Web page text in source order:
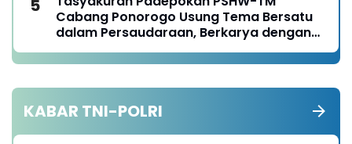
Cabang Ponorogo Usung Tema Bersatu
dalam Persaudaraan, Berkarya dengan
Keikhlasan dan Mengabdi dengan
Tanggungjawab
KABAR TNI-POLRI